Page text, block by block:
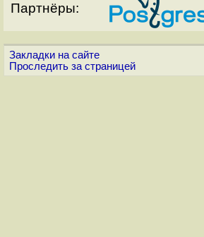
Партнёры:
Закладки на сайте
Проследить за страницей